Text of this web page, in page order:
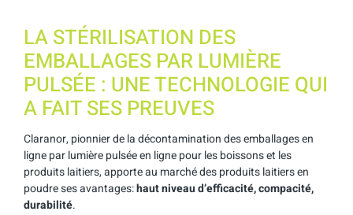
LA STÉRILISATION DES
EMBALLAGES PAR LUMIÈRE
PULSÉE : UNE TECHNOLOGIE QUI
A FAIT SES PREUVES
Claranor, pionnier de la décontamination des emballages en
ligne par lumière pulsée en ligne pour les boissons et les
produits laitiers, apporte au marché des produits laitiers en
poudre ses avantages:haut niveau d’efficacité, compacité,
durabilité.